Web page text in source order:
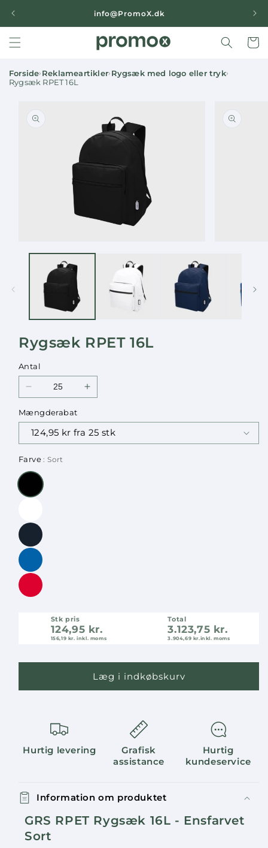
info@PromoX.dk
Forside› Reklameartikler› Rygsæk med logo eller tryk›
Rygsæk RPET 16L
mediet
Rygsæk RPET 16L
Antal
Reducer
for
Rygsæk
RPET
Øg
Rygsæk
RPET
Mængderabat
Farve: Sort
Stk pris
124,95 kr.
156,19 kr. inkl. moms
Total
3.123,75 kr.
3.904,69 kr.inkl. moms
Læg i indkøbskurv
Hurtig levering
Grafisk
assistance
Hurtig
kundeservice
Information om produktet
GRS RPET Rygsæk 16L - Ensfarvet
Sort